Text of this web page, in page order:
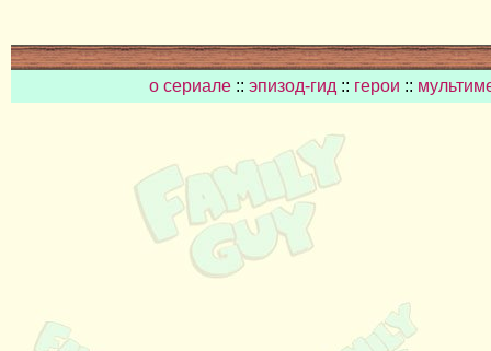
о сериале :: эпизод-гид :: герои ::